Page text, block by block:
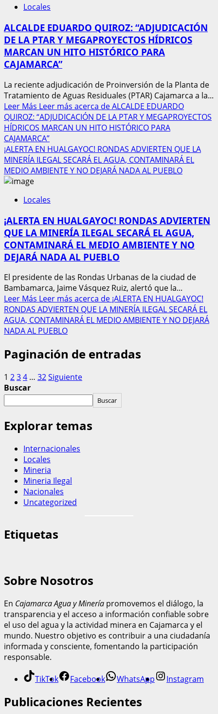
Locales
ALCALDE EDUARDO QUIROZ: “ADJUDICACIÓN
DE LA PTAR Y MEGAPROYECTOS HÍDRICOS
MARCAN UN HITO HISTÓRICO PARA
CAJAMARCA”
La reciente adjudicación de Proinversión de la Planta de
Tratamiento de Aguas Residuales (PTAR) Cajamarca a la...
Leer Más Leer más acerca de ALCALDE EDUARDO
QUIROZ: “ADJUDICACIÓN DE LA PTAR Y MEGAPROYECTOS
HÍDRICOS MARCAN UN HITO HISTÓRICO PARA
CAJAMARCA”
¡ALERTA EN HUALGAYOC! RONDAS ADVIERTEN QUE LA
MINERÍA ILEGAL SECARÁ EL AGUA, CONTAMINARÁ EL
MEDIO AMBIENTE Y NO DEJARÁ NADA AL PUEBLO
Locales
¡ALERTA EN HUALGAYOC! RONDAS ADVIERTEN
QUE LA MINERÍA ILEGAL SECARÁ EL AGUA,
CONTAMINARÁ EL MEDIO AMBIENTE Y NO
DEJARÁ NADA AL PUEBLO
El presidente de las Rondas Urbanas de la ciudad de
Bambamarca, Jaime Vásquez Ruiz, alertó que la...
Leer Más Leer más acerca de ¡ALERTA EN HUALGAYOC!
RONDAS ADVIERTEN QUE LA MINERÍA ILEGAL SECARÁ EL
AGUA, CONTAMINARÁ EL MEDIO AMBIENTE Y NO DEJARÁ
NADA AL PUEBLO
Paginación de entradas
1 234 … 32Siguiente
Buscar
Buscar
Explorar temas
Internacionales
Locales
Mineria
Mineria Ilegal
Nacionales
Uncategorized
Etiquetas
Sobre Nosotros
En Cajamarca Agua y Minería promovemos el diálogo, la
transparencia y el acceso a información confiable sobre
el uso del agua y la actividad minera en Cajamarca y el
mundo. Nuestro objetivo es contribuir a una ciudadanía
informada y consciente, fomentando la participación
responsable.
TikTok Facebook WhatsApp Instagram
Publicaciones Recientes